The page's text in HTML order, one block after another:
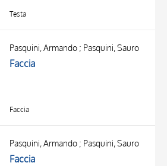
Testa
Pasquini, Armando ; Pasquini, Sauro
Faccia
Faccia
Pasquini, Armando ; Pasquini, Sauro
Faccia